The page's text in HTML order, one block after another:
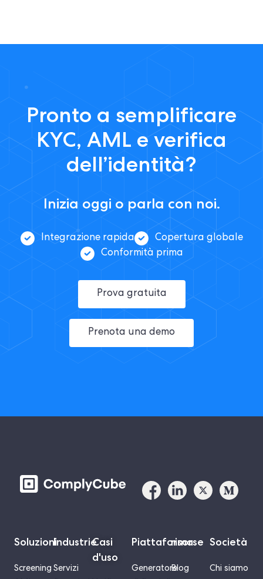
Pronto a semplificare
KYC, AML e verifica
dell’identità?
Inizia oggi o parla con noi.
Integrazione rapida
Copertura globale
Conformità prima
Prova gratuita
Prenota una demo
Soluzioni
Screening
Industrie
Servizi
Casi
d'uso
Piattaforma
Generatore
risorse
Blog
Società
Chi siamo